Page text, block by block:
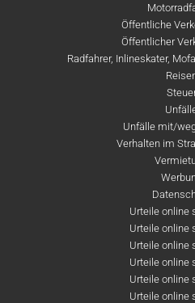
Öffentliche
Öffentlicher
Radfahrer, Inlineskater,
Unfälle mit/
Verhalten im
Urteile online
Urteile online
Urteile online
Urteile online
Urteile online
Urteile online